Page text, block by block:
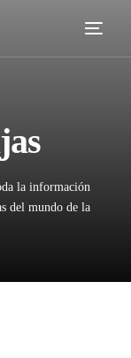
la información
del mundo de la